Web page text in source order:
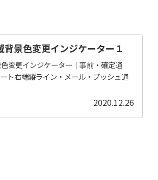
景色変更インジケーター１
変更インジケーター｜事前・確定通
ト右端縦ライン・メール・プッシュ通
2020.12.26